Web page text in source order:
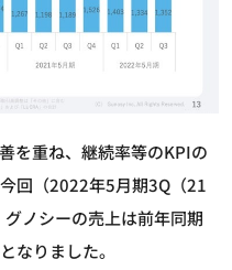
を重ね、継続率等のKPIの
回（2022年5月期3Q（21
ノシーの売上は前年同期
なりました。